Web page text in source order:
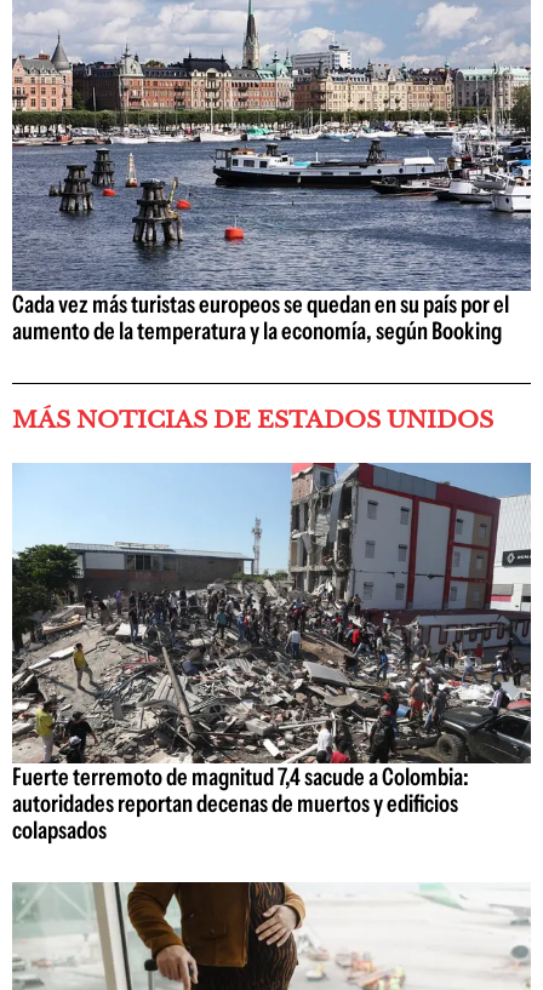
Cada vez más turistas europeos se quedan en su país por el
aumento de la temperatura y la economía, según Booking
MÁS NOTICIAS DE ESTADOS UNIDOS
Fuerte terremoto de magnitud 7,4 sacude a Colombia:
autoridades reportan decenas de muertos y edificios
colapsados